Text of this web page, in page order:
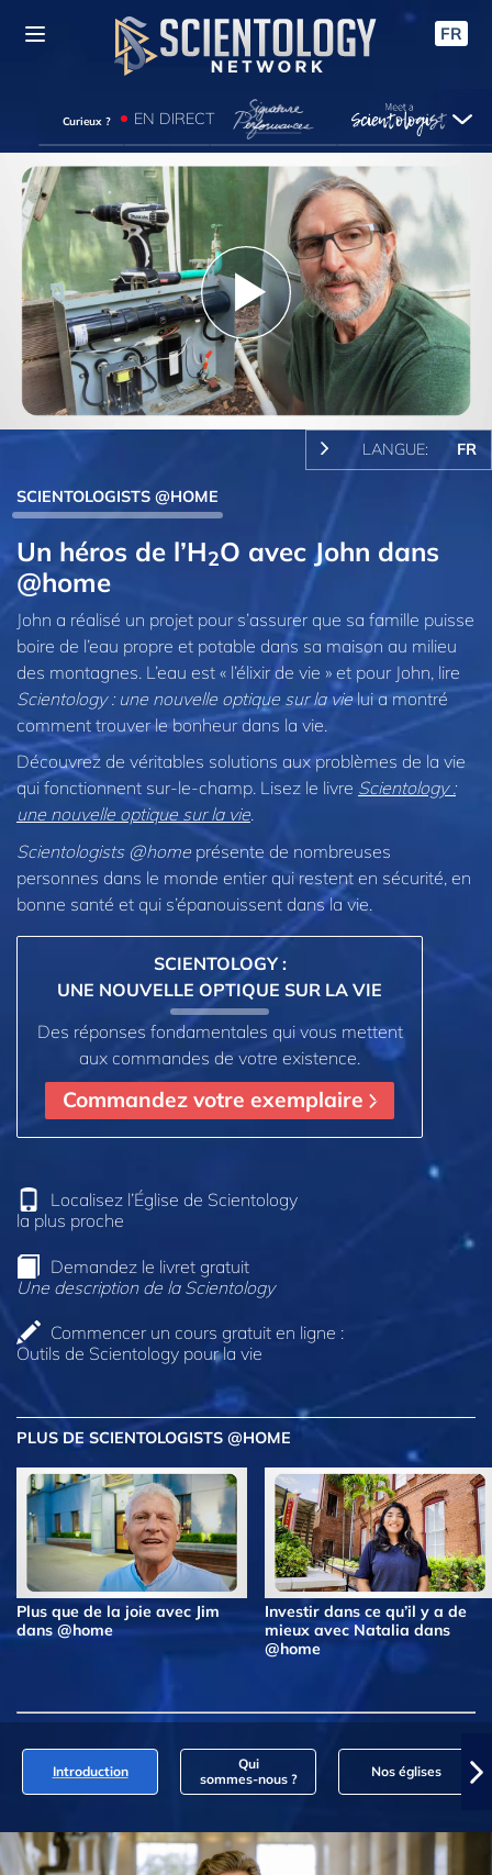
FR
Curieux ? EN DIRECT
Play
Video
LANGUE: FR
SCIENTOLOGISTS @HOME
Un héros de l’H2O avec John dans
@home
John a réalisé un projet pour s’assurer que sa famille puisse
boire de l’eau propre et potable dans sa maison au milieu
des montagnes. L’eau est « l’élixir de vie » et pour John, lire
Scientology : une nouvelle optique sur la vielui a montré
comment trouver le bonheur dans la vie.
Découvrez de véritables solutions aux problèmes de la vie
qui fonctionnent sur-le-champ. Lisez le livre Scientology :
une nouvelle optique sur la vie.
Scientologists @home présente de nombreuses
personnes dans le monde entier qui restent en sécurité, en
bonne santé et qui s’épanouissent dans la vie.
SCIENTOLOGY :
UNE NOUVELLE OPTIQUE SUR LA VIE
Des réponses fondamentales qui vous mettent
aux commandes de votre existence.
Commandez votre exemplaire
Localisez l’Église de Scientology
la plus proche
Demandez le livret gratuit
Une description de la Scientology
Commencer un cours gratuit en ligne :
Outils de Scientology pour la vie
PLUS DE SCIENTOLOGISTS @HOME
Plus que de la joie avec Jim
dans @home
Investir dans ce qu’il y a de
mieux avec Natalia dans
@home
Introduction
Qui
sommes‑nous ?
Nos églises